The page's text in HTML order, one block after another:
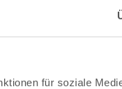
für soziale